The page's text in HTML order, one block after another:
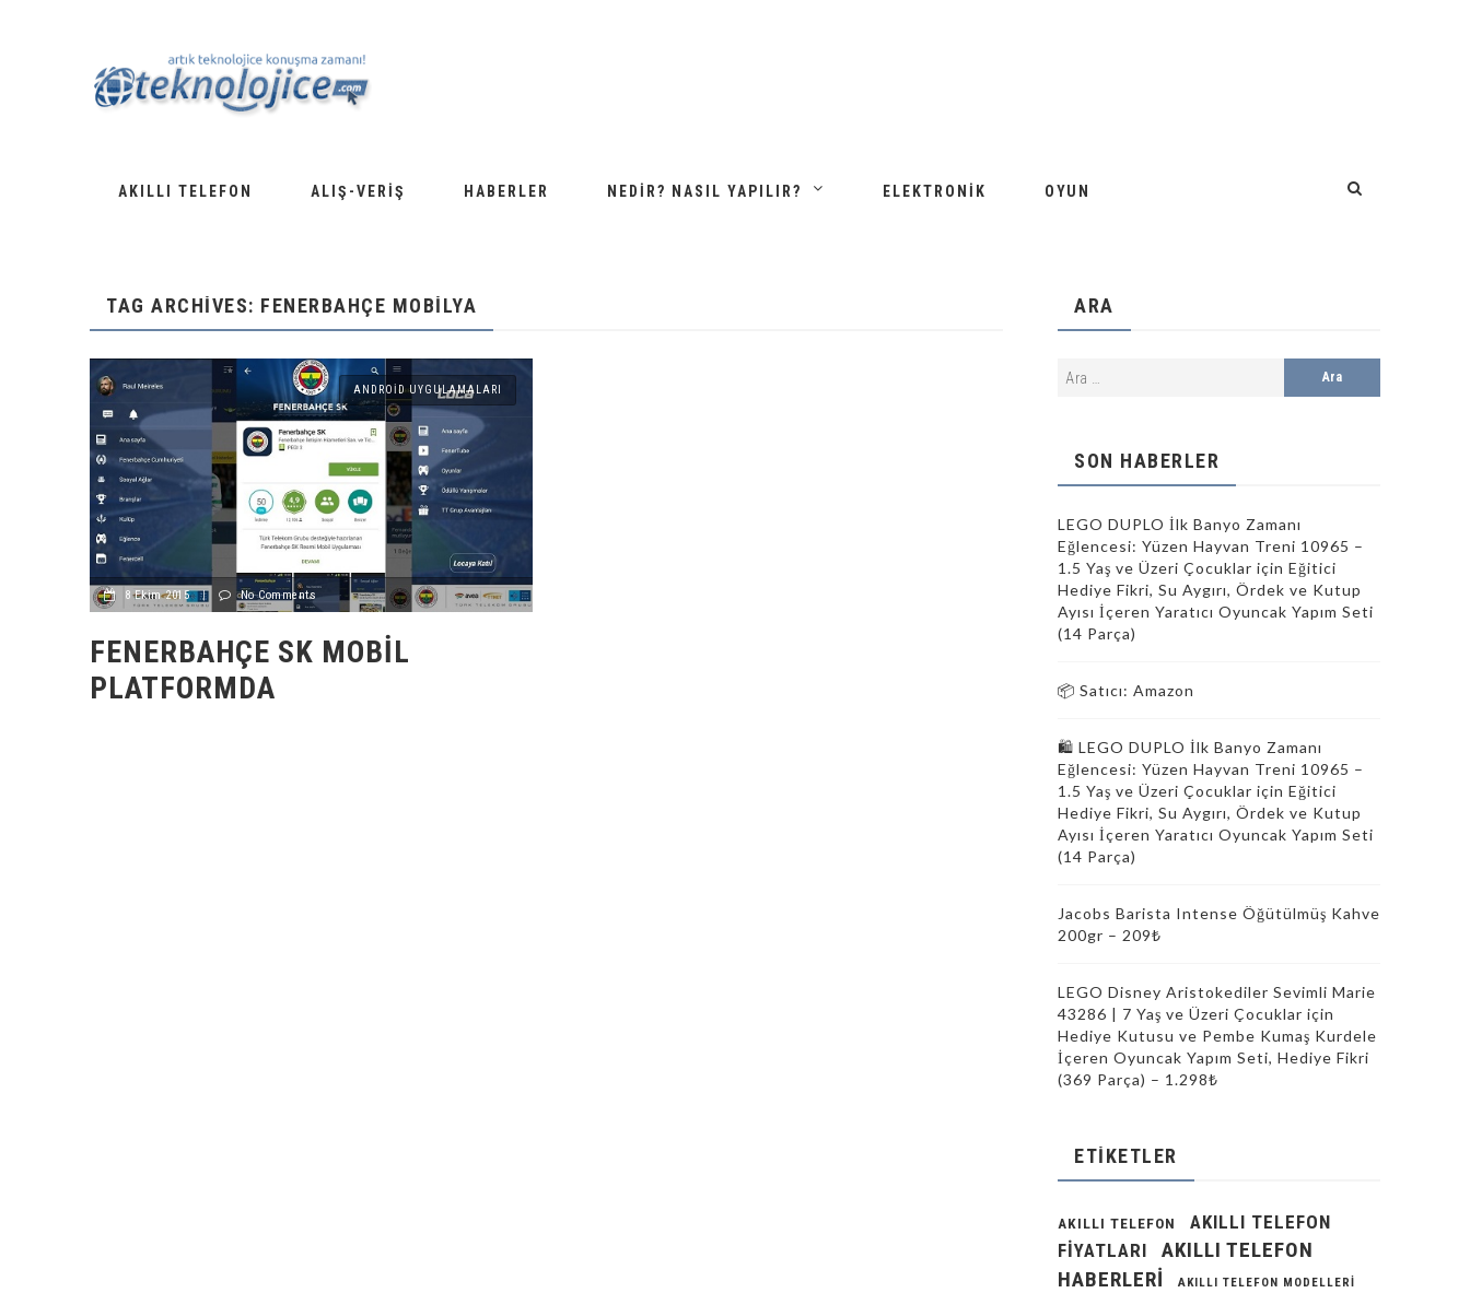
AKILLI TELEFON ALIŞ-VERIŞ HABERLER NEDIR? NASIL YAPILIR? ELEKTRONIK OYUN
TAG ARCHIVES: FENERBAHÇE MOBILYA
ANDROID UYGULAMALARI
8 Ekim 2015 | No Comments
FENERBAHÇE SK MOBIL
PLATFORMDA
ARA
SON HABERLER
LEGO DUPLO İlk Banyo Zamanı
Eğlencesi: Yüzen Hayvan Treni 10965 –
1.5 Yaş ve Üzeri Çocuklar için Eğitici
Hediye Fikri, Su Aygırı, Ördek ve Kutup
Ayısı İçeren Yaratıcı Oyuncak Yapım Seti
(14 Parça)
📦 Satıcı: Amazon
🛍️ LEGO DUPLO İlk Banyo Zamanı
Eğlencesi: Yüzen Hayvan Treni 10965 –
1.5 Yaş ve Üzeri Çocuklar için Eğitici
Hediye Fikri, Su Aygırı, Ördek ve Kutup
Ayısı İçeren Yaratıcı Oyuncak Yapım Seti
(14 Parça)
Jacobs Barista Intense Öğütülmüş Kahve
200gr – 209₺
LEGO Disney Aristokediler Sevimli Marie
43286 | 7 Yaş ve Üzeri Çocuklar için
Hediye Kutusu ve Pembe Kumaş Kurdele
İçeren Oyuncak Yapım Seti, Hediye Fikri
(369 Parça) – 1.298₺
ETIKETLER
AKILLI TELEFON
AKILLI TELEFON
FIYATLARI
AKILLI TELEFON
HABERLERI
AKILLI TELEFON MODELLERI